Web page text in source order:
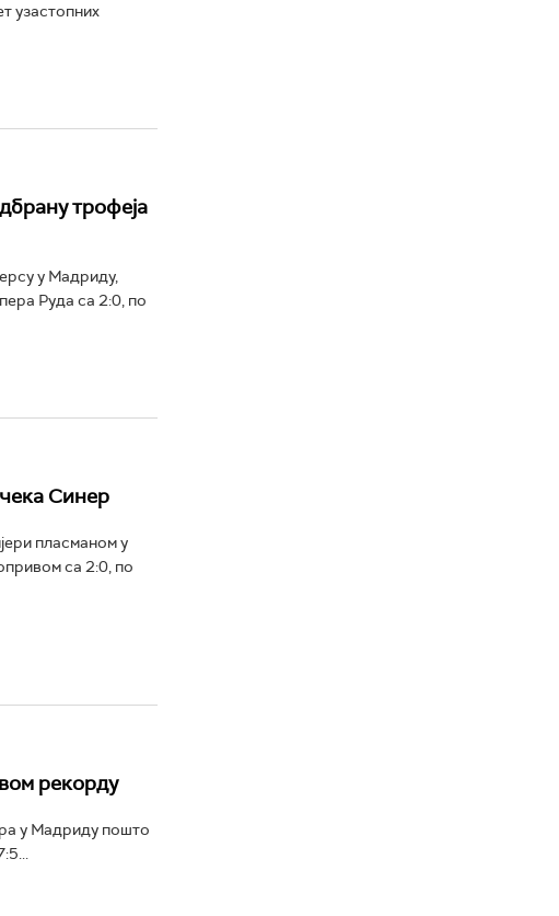
узастопних
трофеја
у Мадриду,
Руда са 2:0, по
Синер
пласманом у
са 2:0, по
рекорду
у Мадриду пошто